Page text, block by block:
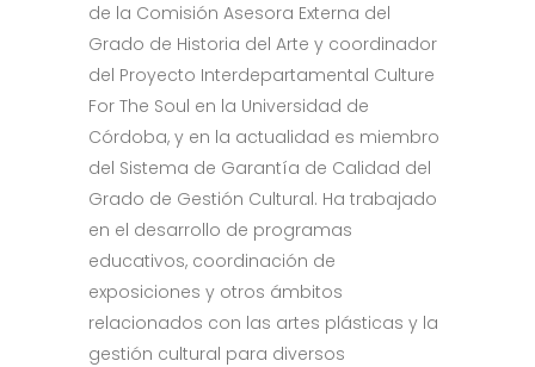
de la Comisión Asesora Externa del
Grado de Historia del Arte y coordinador
del Proyecto Interdepartamental Culture
For The Soul en la Universidad de
Córdoba, y en la actualidad es miembro
del Sistema de Garantía de Calidad del
Grado de Gestión Cultural. Ha trabajado
en el desarrollo de programas
educativos, coordinación de
exposiciones y otros ámbitos
relacionados con las artes plásticas y la
gestión cultural para diversos